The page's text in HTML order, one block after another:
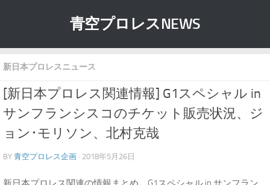
青空プロレスNEWS
新日本プロレスニュース
[新日本プロレス関連情報] G1スペシャル in
サンフランシスコのチケット販売状況、ジ
ョン･モリソン、北村克哉
BY 青空プロレス企画 · 2018年5月26日